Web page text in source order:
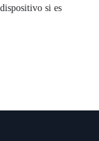
si es